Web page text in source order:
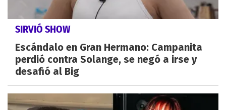
SIRVIÓ SHOW
Escándalo en Gran Hermano: Campanita
perdió contra Solange, se negó a irse y
desafió al Big